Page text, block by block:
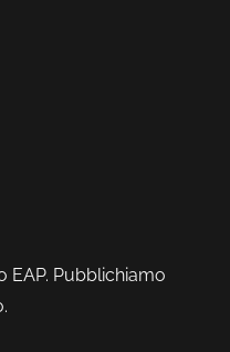
EAP. Pubblichiamo